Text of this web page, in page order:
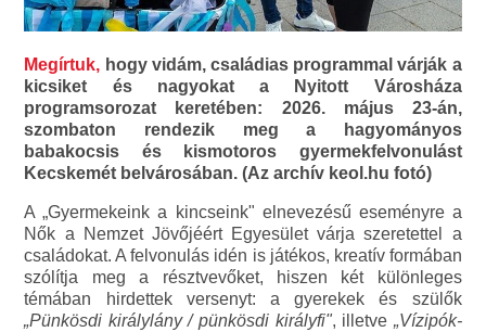
Megírtuk, hogy vidám, családias programmal várják a
kicsiket és nagyokat a Nyitott Városháza
programsorozat keretében: 2026. május 23-án,
szombaton rendezik meg a hagyományos
babakocsis és kismotoros gyermekfelvonulást
Kecskemét belvárosában. (Az archív keol.hu fotó)
A „Gyermekeink a kincseink" elnevezésű eseményre a
Nők a Nemzet Jövőjéért Egyesület várja szeretettel a
családokat. A felvonulás idén is játékos, kreatív formában
szólítja meg a résztvevőket, hiszen két különleges
témában hirdettek versenyt: a gyerekek és szülők
„Pünkösdi királylány / pünkösdi királyfi", illetve „Vízipók-